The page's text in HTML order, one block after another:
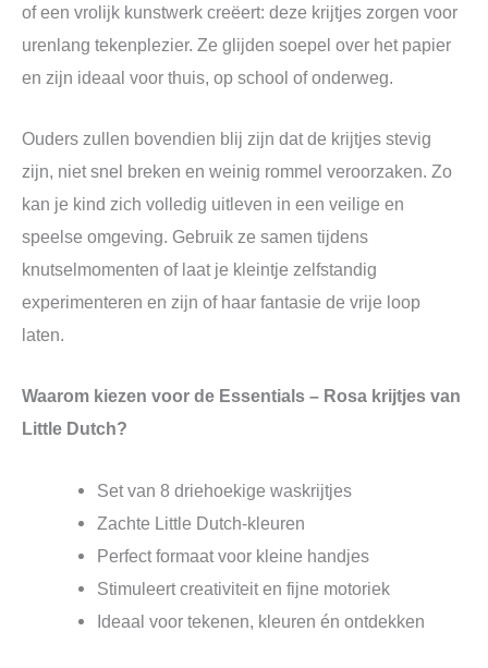
of een vrolijk kunstwerk creëert: deze krijtjes zorgen voor
urenlang tekenplezier. Ze glijden soepel over het papier
en zijn ideaal voor thuis, op school of onderweg.
Ouders zullen bovendien blij zijn dat de krijtjes stevig
zijn, niet snel breken en weinig rommel veroorzaken. Zo
kan je kind zich volledig uitleven in een veilige en
speelse omgeving. Gebruik ze samen tijdens
knutselmomenten of laat je kleintje zelfstandig
experimenteren en zijn of haar fantasie de vrije loop
laten.
Waarom kiezen voor de Essentials – Rosa krijtjes van
Little Dutch?
Set van 8 driehoekige waskrijtjes
Zachte Little Dutch-kleuren
Perfect formaat voor kleine handjes
Stimuleert creativiteit en fijne motoriek
Ideaal voor tekenen, kleuren én ontdekken